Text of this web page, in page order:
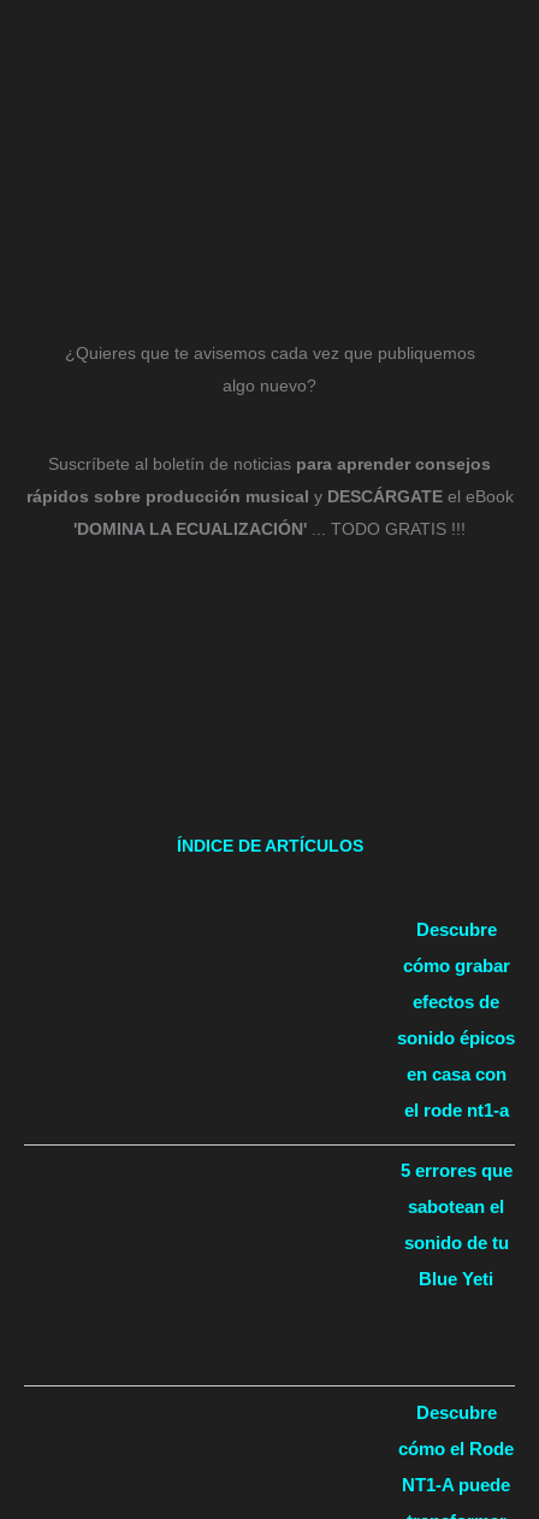
¿Quieres que te avisemos cada vez que publiquemos
algo nuevo?
Suscríbete al boletín de noticias para aprender consejos
rápidos sobre producción musical y DESCÁRGATEel eBook
'DOMINA LA ECUALIZACIÓN' ... TODO GRATIS !!!
ÍNDICE DE ARTÍCULOS
Descubre
cómo grabar
efectos de
sonido épicos
en casa con
el rode nt1-a
5 errores que
sabotean el
sonido de tu
Blue Yeti
Descubre
cómo el Rode
NT1-A puede